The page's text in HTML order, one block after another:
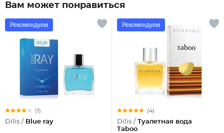
Вам может понравиться
Рекомендуем
(1)
Dilis / Blue ray
Рекомендуем
(4)
Dilis / Туалетная вода
Taboo